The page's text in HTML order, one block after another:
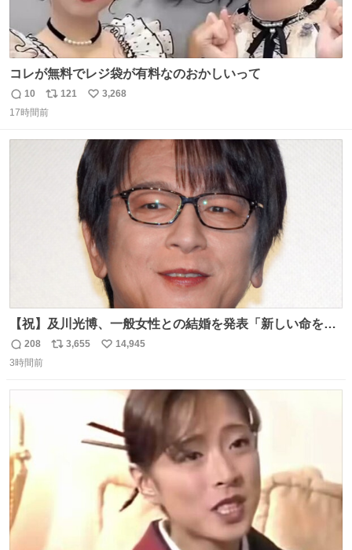
コレが無料でレジ袋が有料なのおかしいって
返
信
10
リ
ポ
121
い
数
3,268
17時間前
【祝】及川光博、一般女性との結婚を発表「新しい命を授
かっております」 news.livedoor.com/lite/article_d…
「私、及川光博はこの度、交際しておりました方と入籍い
も変わらず俳優として、ミッチーとして、努力し精進して
参ります」とつづった。
返
信
208
リ
3,655
い
14,945
3時間前